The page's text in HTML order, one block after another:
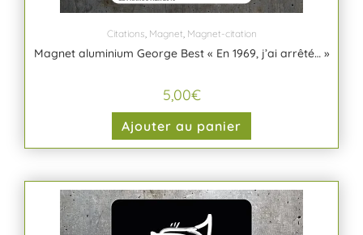
Citations, Magnet, Magnet-citation
Magnet aluminium George Best « En 1969, j’ai arrêté… »
5,00€
Ajouter au panier